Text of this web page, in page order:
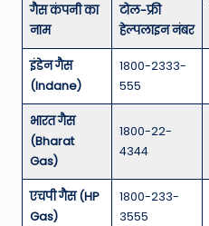
गैस कंपनी का
नाम
टोल-फ्री
हेल्पलाइन नंबर
इंडेन गैस
(Indane)
1800-2333-
555
भारत गैस
(Bharat
Gas)
1800-22-
4344
एचपी गैस (HP
Gas)
1800-233-
3555